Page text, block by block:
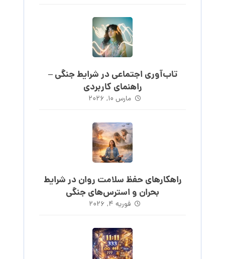
تاب‌آوری اجتماعی در شرایط جنگی –
راهنمای کاربردی
مارس ۱۰, ۲۰۲۶
راهکارهای حفظ سلامت روان در شرایط
بحران و استرس‌های جنگی
فوریه ۴, ۲۰۲۶